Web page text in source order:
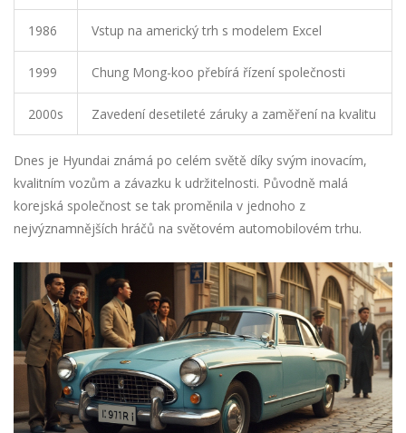
1986 Vstup na americký trh s modelem Excel
1999 Chung Mong-koo přebírá řízení společnosti
2000s Zavedení desetileté záruky a zaměření na kvalitu
Dnes je Hyundai známá po celém světě díky svým inovacím,
kvalitním vozům a závazku k udržitelnosti. Původně malá
korejská společnost se tak proměnila v jednoho z
nejvýznamnějších hráčů na světovém automobilovém trhu.